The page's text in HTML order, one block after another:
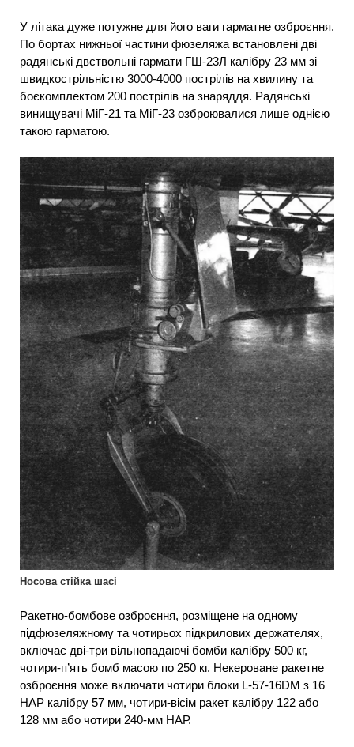
У літака дуже потужне для його ваги гарматне озброєння.
По бортах нижньої частини фюзеляжа встановлені дві
радянські двствольні гармати ГШ-23Л калібру 23 мм зі
швидкострільністю 3000-4000 пострілів на хвилину та
боєкомплектом 200 пострілів на знаряддя. Радянські
винищувачі МіГ-21 та МіГ-23 озброювалися лише однією
такою гарматою.
Носова стійка шасі
Ракетно-бомбове озброєння, розміщене на одному
підфюзеляжному та чотирьох підкрилових держателях,
включає дві-три вільнопадаючі бомби калібру 500 кг,
чотири-п’ять бомб масою по 250 кг. Некероване ракетне
озброєння може включати чотири блоки L-57-16DM з 16
НАР калібру 57 мм, чотири-вісім ракет калібру 122 або
128 мм або чотири 240-мм НАР.